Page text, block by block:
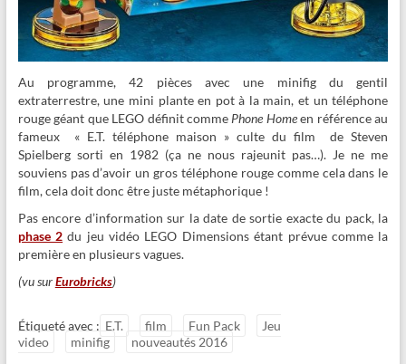
Au programme, 42 pièces avec une minifig du gentil
extraterrestre, une mini plante en pot à la main, et un téléphone
rouge géant que LEGO définit comme Phone Homeen référence au
fameux « E.T. téléphone maison » culte du film de Steven
Spielberg sorti en 1982 (ça ne nous rajeunit pas…). Je ne me
souviens pas d’avoir un gros téléphone rouge comme cela dans le
film, cela doit donc être juste métaphorique !
Pas encore d’information sur la date de sortie exacte du pack, la
phase 2 du jeu vidéo LEGO Dimensions étant prévue comme la
première en plusieurs vagues.
(vu surEurobricks)
Étiqueté avec : E.T. film Fun Pack
Jeu
video
minifig nouveautés 2016